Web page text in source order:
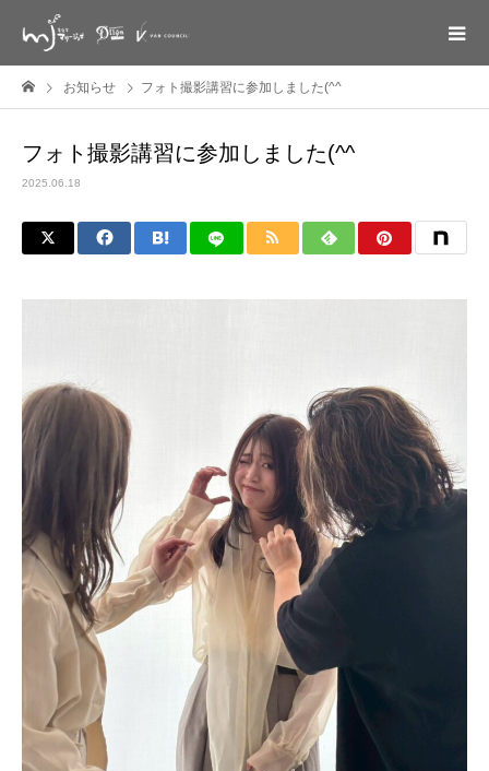
お知らせ フォト撮影講習に参加しました(^^ゞ
フォト撮影講習に参加しました(^^ゞ
2025.06.18